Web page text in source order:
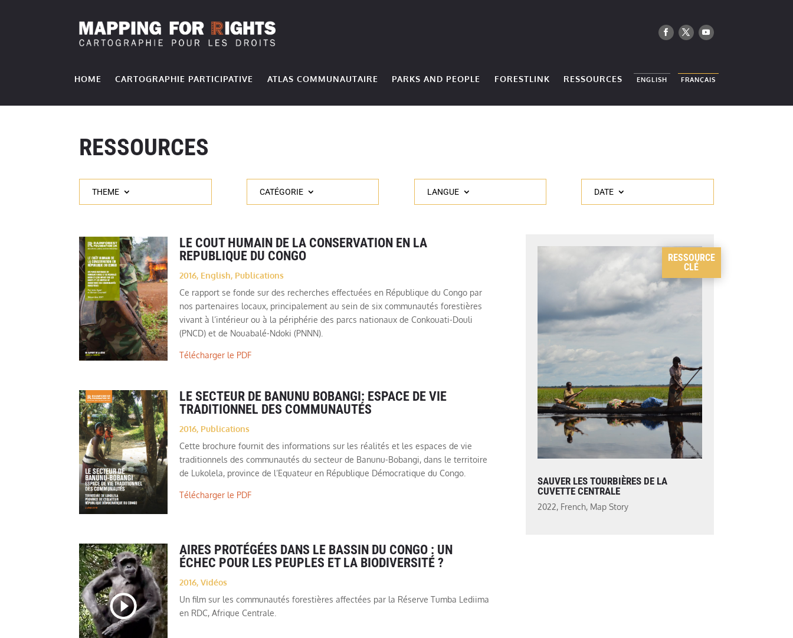
HOME CARTOGRAPHIE PARTICIPATIVE ATLAS COMMUNAUTAIRE PARKS AND PEOPLE FORESTLINK RESSOURCES ENGLISH FRANÇAIS
RESSOURCES
THEME CATÉGORIE LANGUE DATE
LE COUT HUMAIN DE LA CONSERVATION EN LA
REPUBLIQUE DU CONGO
2016, English, Publications
Ce rapport se fonde sur des recherches effectuées en République du Congo par
nos partenaires locaux, principalement au sein de six communautés forestières
vivant à l’intérieur ou à la périphérie des parcs nationaux de Conkouati-Douli
(PNCD) et de Nouabalé-Ndoki (PNNN).
Télécharger le PDF
LE SECTEUR DE BANUNU BOBANGI: ESPACE DE VIE
TRADITIONNEL DES COMMUNAUTÉS
2016, Publications
Cette brochure fournit des informations sur les réalités et les espaces de vie
traditionnels des communautés du secteur de Banunu-Bobangi, dans le territoire
de Lukolela, province de l’Equateur en République Démocratique du Congo.
Télécharger le PDF
AIRES PROTÉGÉES DANS LE BASSIN DU CONGO : UN
ÉCHEC POUR LES PEUPLES ET LA BIODIVERSITÉ ?
2016,Vidéos
Un film sur les communautés forestières affectées par la Réserve Tumba Lediima
en RDC, Afrique Centrale.
SAUVER LES TOURBIÈRES DE LA
CUVETTE CENTRALE
2022, French, Map Story
RESSOURCE
CLÉ